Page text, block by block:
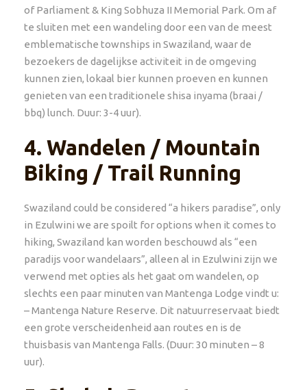
of Parliament & King Sobhuza II Memorial Park. Om af
te sluiten met een wandeling door een van de meest
emblematische townships in Swaziland, waar de
bezoekers de dagelijkse activiteit in de omgeving
kunnen zien, lokaal bier kunnen proeven en kunnen
genieten van een traditionele shisa inyama (braai /
bbq) lunch. Duur: 3-4 uur).
4. Wandelen / Mountain
Biking / Trail Running
Swaziland could be considered “a hikers paradise”, only
in Ezulwini we are spoilt for options when it comes to
hiking, Swaziland kan worden beschouwd als “een
paradijs voor wandelaars”, alleen al in Ezulwini zijn we
verwend met opties als het gaat om wandelen, op
slechts een paar minuten van Mantenga Lodge vindt u:
– Mantenga Nature Reserve. Dit natuurreservaat biedt
een grote verscheidenheid aan routes en is de
thuisbasis van Mantenga Falls. (Duur: 30 minuten – 8
uur).